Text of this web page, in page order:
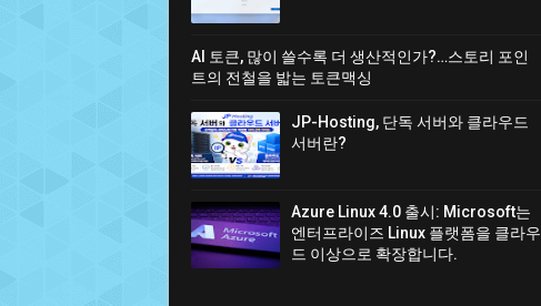
AI 토큰, 많이 쓸수록 더 생산적인가?…스토리 포인
트의 전철을 밟는 토큰맥싱
JP-Hosting, 단독 서버와 클라우드
서버란?
Azure Linux 4.0 출시: Microsoft는
엔터프라이즈 Linux 플랫폼을 클라우
드 이상으로 확장합니다.